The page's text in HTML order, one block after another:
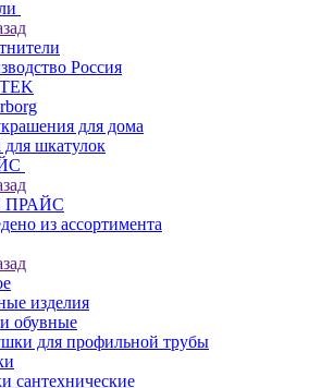
Россия
для дома
шкатулок
ПРАЙС
из ассортимента
изделия
обувные
для профильной трубы
сантехнические